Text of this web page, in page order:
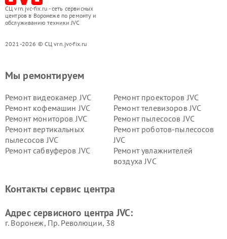
СЦ vrn.jvc-fix.ru - сеть сервисных
центров в Воронеже по ремонту и
обслуживанию техники JVC
2021-2026 © СЦ vrn.jvc-fix.ru
Мы ремонтируем
Ремонт видеокамер JVC
Ремонт проекторов JVC
Ремонт кофемашин JVC
Ремонт телевизоров JVC
Ремонт мониторов JVC
Ремонт пылесосов JVC
Ремонт вертикальных
пылесосов JVC
Ремонт роботов-пылесосов
JVC
Ремонт сабвуферов JVC
Ремонт увлажнителей
воздуха JVC
Контакты сервис центра
Адрес сервисного центра JVC:
г. Воронеж, Пр. Революции, 38